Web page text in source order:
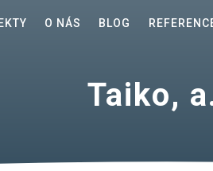
O NÁS BLOG
Taiko,